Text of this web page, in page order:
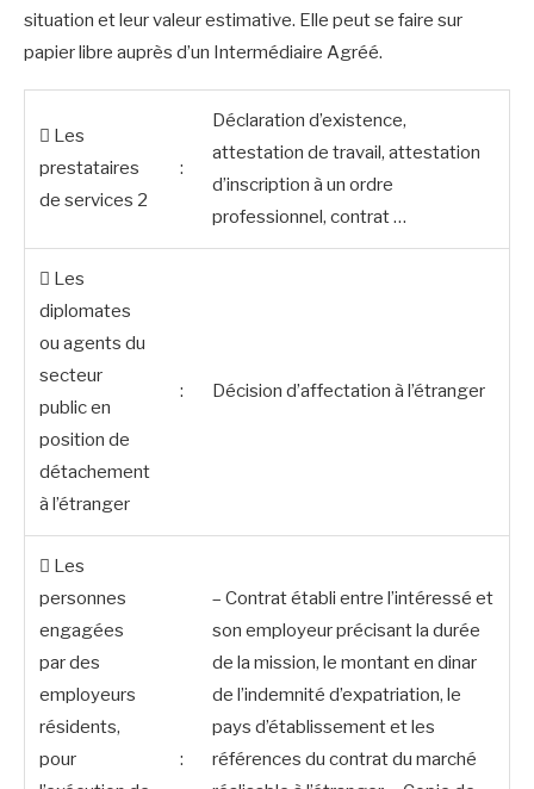
situation et leur valeur estimative. Elle peut se faire sur
papier libre auprès d’un Intermédiaire Agréé.
 Les
prestataires
de services 2
:
Déclaration d’existence,
attestation de travail, attestation
d’inscription à un ordre
professionnel, contrat …
 Les
diplomates
ou agents du
secteur
public en
position de
détachement
à l’étranger
: Décision d’affectation à l’étranger
 Les
personnes
engagées
par des
employeurs
résidents,
pour
:
– Contrat établi entre l’intéressé et
son employeur précisant la durée
de la mission, le montant en dinar
de l’indemnité d’expatriation, le
pays d’établissement et les
références du contrat du marché